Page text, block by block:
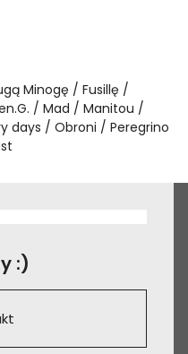
Minogę
Fusillę
Mad
Manitou
days Obroni
Peregrino
:)